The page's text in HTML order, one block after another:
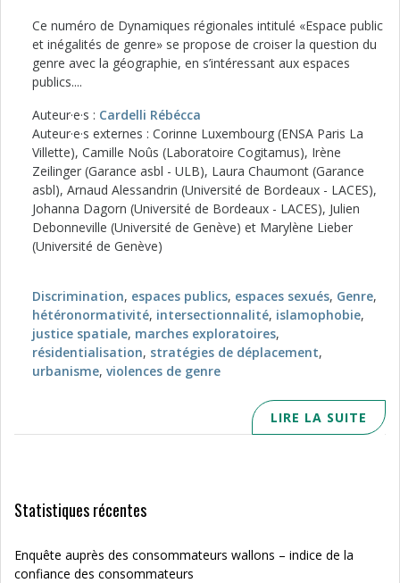
Ce numéro de Dynamiques régionales intitulé «Espace public
et inégalités de genre» se propose de croiser la question du
genre avec la géographie, en s’intéressant aux espaces
publics....
Auteur·e·s : Cardelli Rébécca
Auteur·e·s externes : Corinne Luxembourg (ENSA Paris La
Villette), Camille Noûs (Laboratoire Cogitamus), Irène
Zeilinger (Garance asbl - ULB), Laura Chaumont (Garance
asbl), Arnaud Alessandrin (Université de Bordeaux - LACES),
Johanna Dagorn (Université de Bordeaux - LACES), Julien
Debonneville (Université de Genève) et Marylène Lieber
(Université de Genève)
Discrimination, espaces publics, espaces sexués, Genre,
hétéronormativité, intersectionnalité, islamophobie,
justice spatiale, marches exploratoires,
résidentialisation, stratégies de déplacement,
urbanisme, violences de genre
LIRE LA SUITE
Statistiques récentes
Enquête auprès des consommateurs wallons – indice de la
confiance des consommateurs